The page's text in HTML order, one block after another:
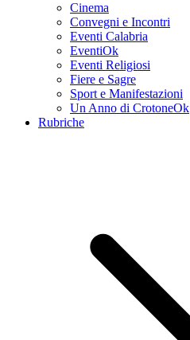
Cinema
Convegni e Incontri
Eventi Calabria
EventiOk
Eventi Religiosi
Fiere e Sagre
Sport e Manifestazioni
Un Anno di CrotoneOk
Rubriche